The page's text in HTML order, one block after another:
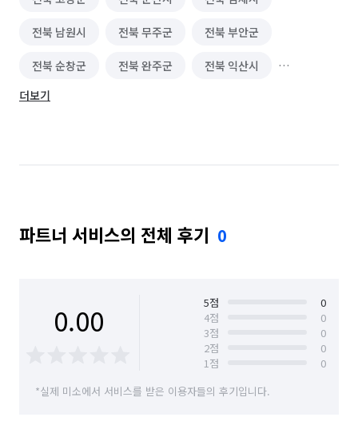
전북 남원시 전북 무주군 전북 부안군
전북 순창군 전북 완주군 전북 익산시
전북 임실군
더보기
파트너 서비스의 전체 후기 0
0.00 5점
0
4점
0
3점
0
2점
0
1점
0
*실제 미소에서 서비스를 받은 이용자들의 후기입니다.